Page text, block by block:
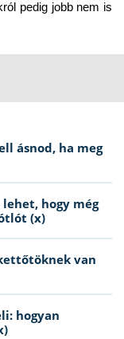
pedig jobb nem is
ásnod, ha meg
hogy még
(x)
van
hogyan